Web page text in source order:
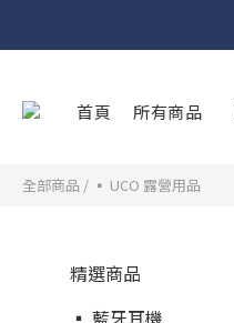
首頁 所有商品
全部商品 / ▪︎ UCO 露營用品
精選商品
▪︎ 藍牙耳機